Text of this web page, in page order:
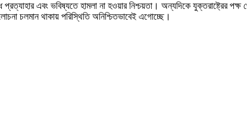
এবং ভবিষ্যতে হামলা না হওয়ার নিশ্চয়তা। অন্যদিকে যুক্তরাষ্ট্রের
চলমান থাকায় পরিস্থিতি অনিশ্চিতভাবেই এগোচ্ছে।